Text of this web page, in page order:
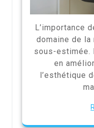
L’importance
domaine de la
sous-estimée.
en
l’esthétique